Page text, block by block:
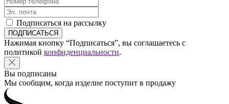
Подписаться на рассылку
Нажимая кнопку “Подписаться”, вы соглашаетесь с
политикой конфиденциальности.
Вы подписаны
Мы сообщим, когда изделие поступит в продажу